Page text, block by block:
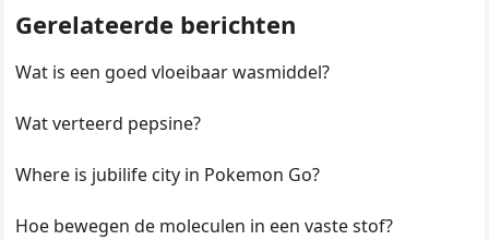
Gerelateerde berichten
Wat is een goed vloeibaar wasmiddel?
Wat verteerd pepsine?
Where is jubilife city in Pokemon Go?
Hoe bewegen de moleculen in een vaste stof?